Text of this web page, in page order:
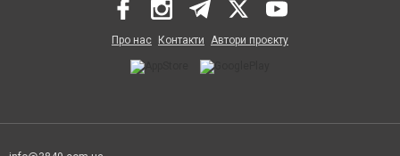
Про нас Контакти Автори проєкту